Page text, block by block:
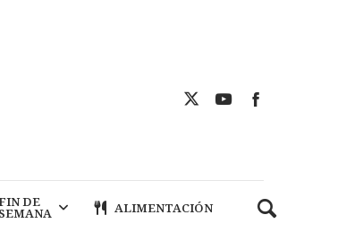
DE
SEMANA ALIMENTACIÓN